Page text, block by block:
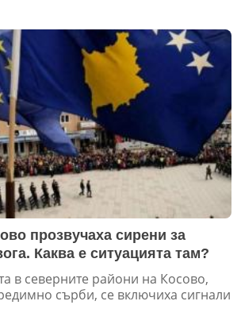
прозвучаха сирени за
Каква е ситуацията там?
в северните райони на Косово,
сърби, се включиха сигнали